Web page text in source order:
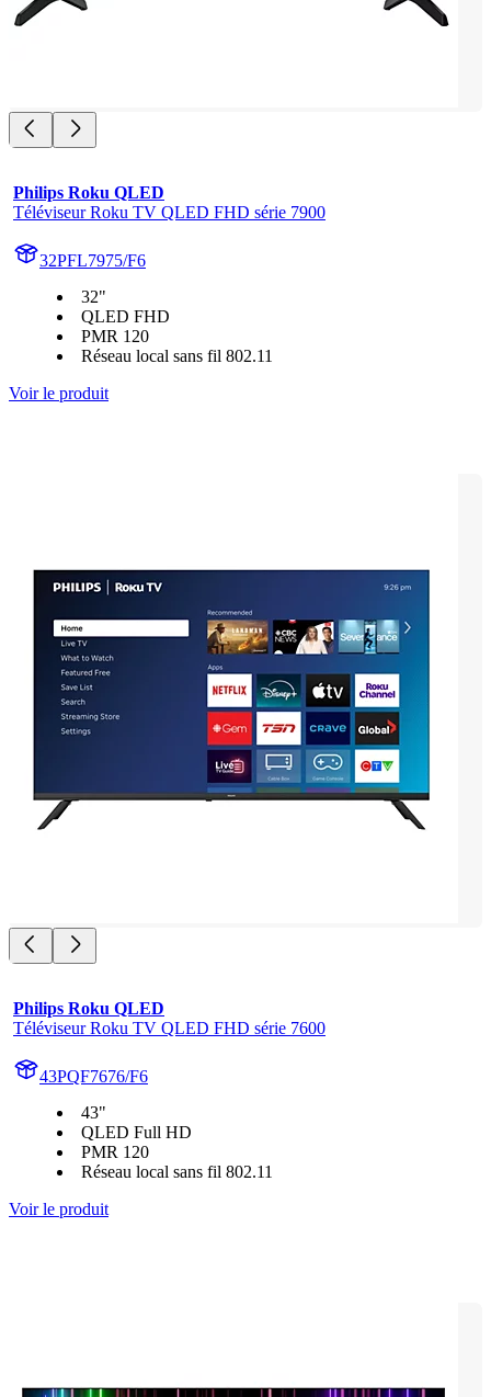
Philips Roku QLED
Téléviseur Roku TV QLED FHD série 7900
32PFL7975/F6
32"
QLED FHD
PMR 120
Réseau local sans fil 802.11
Voir le produit
Philips Roku QLED
Téléviseur Roku TV QLED FHD série 7600
43PQF7676/F6
43"
QLED Full HD
PMR 120
Réseau local sans fil 802.11
Voir le produit